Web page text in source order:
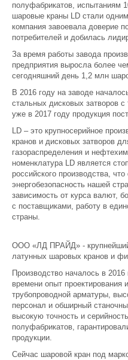
полуфабрикатов, испытаниям
шаровые краны LD стали
компания завоевала доверие
потребителей и добилась
За время работы завода
предприятия выросла более
сегодняшний день 1,2 млн
В 2016 году на заводе
стальных дисковых затворов
уже в 2017 году продукция
LD – это крупносерийное
кранов и дисковых затворов
газораспределения и
номенклатура LD является
российского производства, что
энергобезопасность нашей
зависимость от курса валют,
с поставщиками, работу в
страны.
ООО «ЛД ПРАЙД» - крупнейший
латунных шаровых кранов и
Производство началось в
времени опыт проектирования
трубопроводной арматуры,
персонал и обширный
высокую точность и
полуфабрикатов,
продукции.
Сейчас шаровой кран под